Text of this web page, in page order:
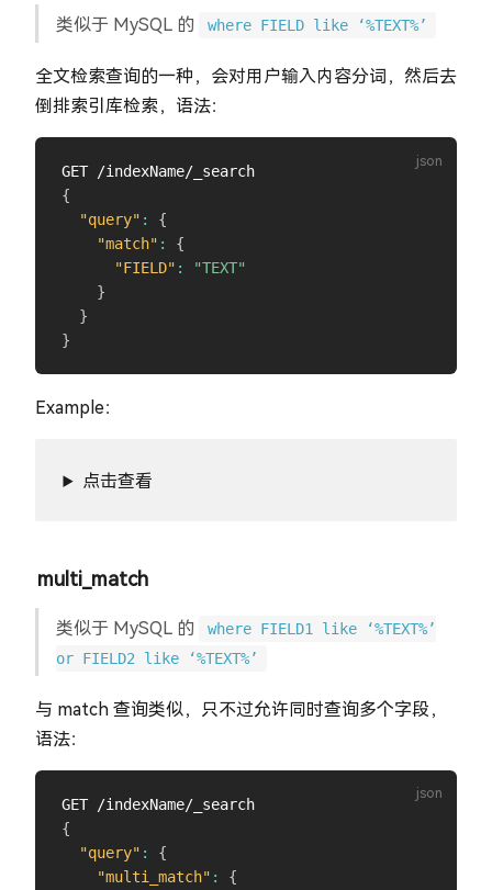
类似于 MySQL 的 where FIELD like ‘%TEXT%’
全文检索查询的一种，会对用户输入内容分词，然后去
倒排索引库检索，语法：
{
"query" :
{
"match" :
{
"FIELD" :
"TEXT"
}
}
}
Example：
点击查看
multi_match
类似于 MySQL 的
where FIELD1 like ‘%TEXT%’
or FIELD2 like ‘%TEXT%’
与 match 查询类似，只不过允许同时查询多个字段，
语法：
{
"query" :
{
"multi_match" :
{